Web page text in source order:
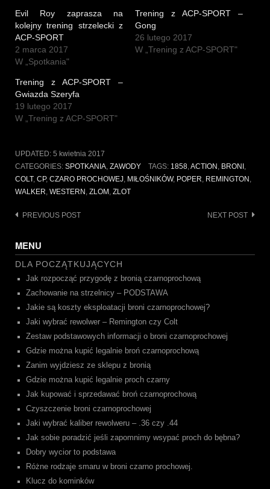
Evil Roy zaprasza na
kolejny trening strzelecki z
ACP-SPORT
2 marca 2017
W „Spotkania"
Trening z ACP-SPORT –
Gong
26 lutego 2017
W „Trening z ACP-SPORT"
Trening z ACP-SPORT –
Gwiazda Szeryfa
19 lutego 2017
W „Trening z ACP-SPORT"
UPDATED: 5 kwietnia 2017
CATEGORIES: SPOTKANIA, ZAWODY TAGS: 1858,ACTION , BRONI ,
COLT, CP, CZARO PROCHOWEJ, MIŁOŚNIKÓW, POPER, REMINGTON ,
WALKER, WESTERN , ZLOM , ZLOT
Post
PREVIOUS POST NEXT POST
MENU
DLA POCZĄTKUJĄCYCH
Jak rozpocząć przygodę z bronią czarnoprochową
Zachowanie na strzelnicy – PODSTAWA
Jakie są koszty eksploatacji broni czarnoprochowej?
Jaki wybrać rewolwer – Remington czy Colt
Zestaw podstawowych informacji o broni czarnoprochowej
Gdzie można kupić legalnie broń czarnoprochową
Zanim wyjdziesz ze sklepu z bronią
Gdzie można kupić legalnie proch czarny
Jak kupować i sprzedawać broń czarnoprochową
Czyszczenie broni czarnoprochowej
Jaki wybrać kaliber rewolweru – .36 czy .44
Jak sobie poradzić jeśli zapomnimy wsypać proch do bębna?
Dobry wycior to podstawa
Różne rodzaje smaru w broni czarno prochowej.
Klucz do kominków